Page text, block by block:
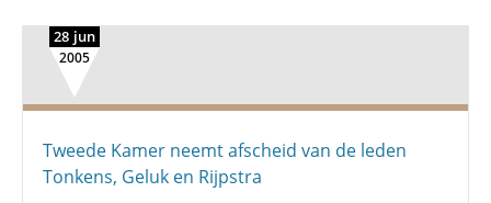
28 jun
2005
Tweede Kamer neemt afscheid van de leden
Tonkens, Geluk en Rijpstra